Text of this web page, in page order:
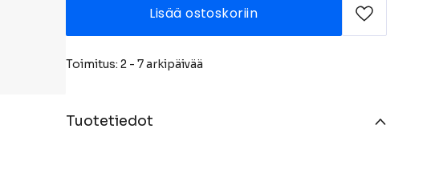
Lisää ostoskoriin
Toimitus: 2 - 7 arkipäivää
Tuotetiedot